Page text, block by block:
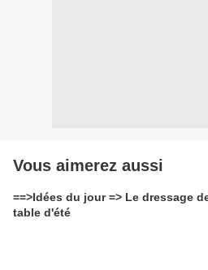
Vous aimerez aussi
==>Idées du jour => Le dressage de la
table d'été